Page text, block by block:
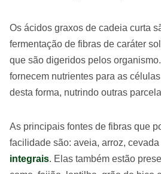
Os ácidos graxos de cadeia curta
fermentação de fibras de caráter
que são digeridos pelos
fornecem nutrientes para as
desta forma, nutrindo outras
As principais fontes de fibras que
facilidade são: aveia, arroz, cevada
integrais. Elas também estão